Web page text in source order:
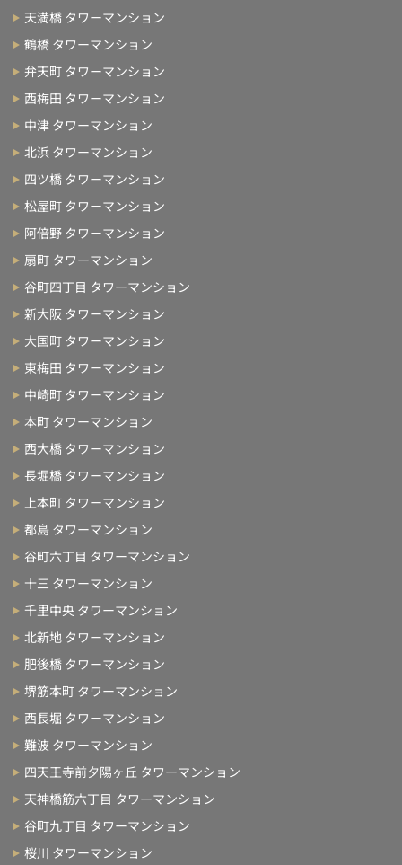
天満橋 タワーマンション
鶴橋 タワーマンション
弁天町 タワーマンション
西梅田 タワーマンション
中津 タワーマンション
北浜 タワーマンション
四ツ橋 タワーマンション
松屋町 タワーマンション
阿倍野 タワーマンション
扇町 タワーマンション
谷町四丁目 タワーマンション
新大阪 タワーマンション
大国町 タワーマンション
東梅田 タワーマンション
中崎町 タワーマンション
本町 タワーマンション
西大橋 タワーマンション
長堀橋 タワーマンション
上本町 タワーマンション
都島 タワーマンション
谷町六丁目 タワーマンション
十三 タワーマンション
千里中央 タワーマンション
北新地 タワーマンション
肥後橋 タワーマンション
堺筋本町 タワーマンション
西長堀 タワーマンション
難波 タワーマンション
四天王寺前夕陽ヶ丘 タワーマンション
天神橋筋六丁目 タワーマンション
谷町九丁目 タワーマンション
桜川 タワーマンション